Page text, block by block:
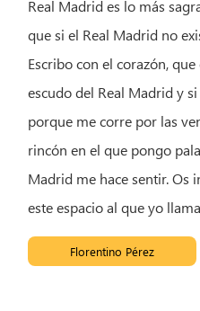
Real Madrid es lo más
que si el Real Madrid no
Escribo con el corazón,
escudo del Real Madrid y
porque me corre por las
rincón en el que pongo
Madrid me hace sentir.
este espacio al que yo
Florentino Pérez